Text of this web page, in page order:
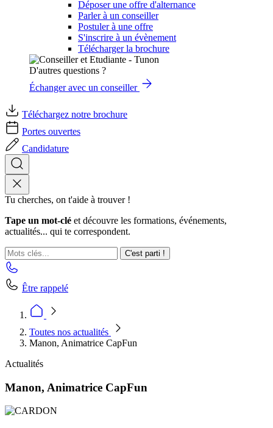
Déposer une offre d'alternance
Parler à un conseiller
Postuler à une offre
S'inscrire à un évènement
Télécharger la brochure
D'autres questions ?
Échanger avec un conseiller
Téléchargez notre brochure
Portes ouvertes
Candidature
Tu cherches, on t'aide à trouver !
Tape un mot-clé et découvre les formations, événements,
actualités... qui te correspondent.
C'est parti !
Être rappelé
Toutes nos actualités
Manon, Animatrice CapFun
Actualités
Manon, Animatrice CapFun